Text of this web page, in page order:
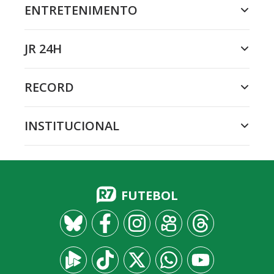
ENTRETENIMENTO
JR 24H
RECORD
INSTITUCIONAL
FUTEBOL